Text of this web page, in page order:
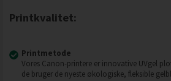
Printkvalitet:
Printmetode
Vores Canon-printere er innovative UVgel
de bruger de nyeste økologiske, fleksible